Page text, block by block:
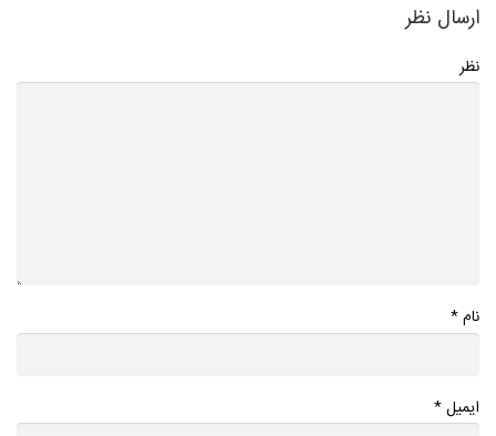
ارسال نظر
نظر
نام*
ایمیل*